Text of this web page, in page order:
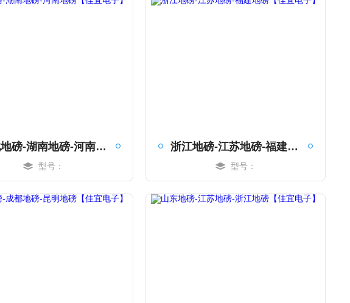
湖北地磅-湖南地磅-河南地磅【佳宜电子】
型号：
浙江地磅-江苏地磅-福建地磅【佳宜电子】
型号：